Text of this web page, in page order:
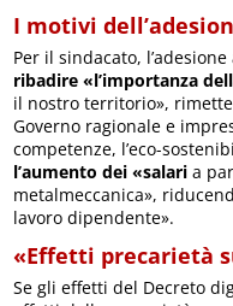
I motivi
Per il sindacato,
ribadire «l’importanza
il nostro territorio»,
Governo ragionale e
competenze, l’eco-
l’aumento dei «salari a
metalmeccanica»,
lavoro dipendente».
«Effetti precarietà
Se gli effetti del Decreto